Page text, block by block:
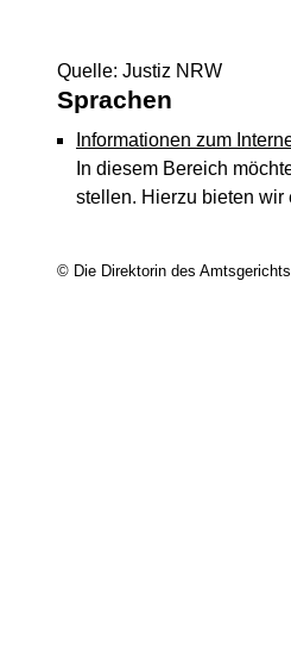
Quelle: Justiz NRW
Sprachen
Informationen zum
In diesem Bereich
stellen. Hierzu bieten wir
© Die Direktorin des